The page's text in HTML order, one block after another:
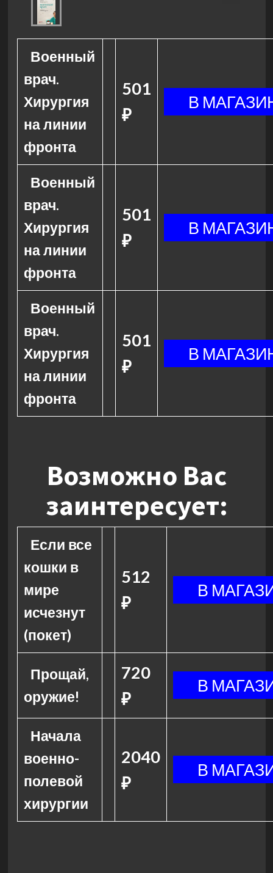
Военный
врач.
Хирургия
на линии
фронта
501
₽
Военный
врач.
Хирургия
на линии
фронта
501
₽
Военный
врач.
Хирургия
на линии
фронта
501
₽
Возможно Вас
заинтересует:
Если все
кошки в
мире
исчезнут
(покет)
512
₽
Прощай,
оружие!
720
₽
Начала
военно-
полевой
хирургии
2040
₽